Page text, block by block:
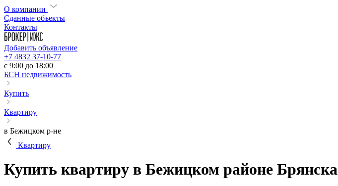
О компании
Сданные объекты
Контакты
Добавить объявление
+7 4832 37-10-77
c 9:00 до 18:00
БСН недвижимость
Купить
Квартиру
в Бежицком р-не
Квартиру
Купить квартиру в Бежицком районе Брянска